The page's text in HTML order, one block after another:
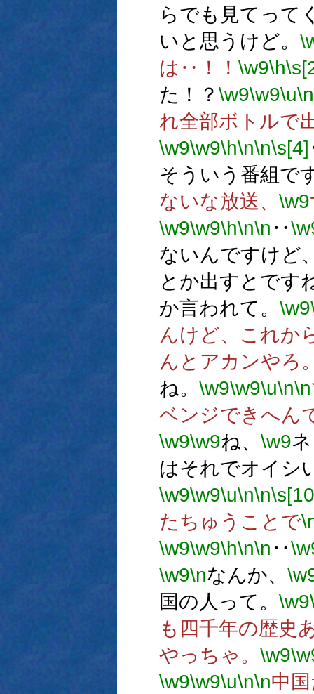
らでも見てって
いと思うけど。
は‥！！ \w9\h
た！？ \w9\w9\u\n
れ全部ボトルで
\w9\w9\h\n\n\s[4]
そういう番組で
ないな放送、 \w9
\w9\w9\h\n\n ‥
ないんですけど
とか出すとです
か言われて。 \w9
んけど、これか
んとアカンやろ
ね。 \w9\w9\u\n\n
ベンジできへん
\w9\w9ね、 \w9
はそれでオイシ
\w9\w9\u\n\n
たちゅうことで
\w9\w9\h\n\n ‥
\w9\nなんか、
国の人って。 \w9
も四千年の歴史
やっちゃ。 \w9
\w9\w9\u\n\n中